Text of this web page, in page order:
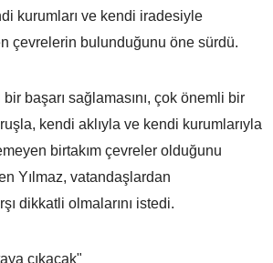
kurumları ve kendi iradesiyle
çevrelerin bulunduğunu öne sürdü.
başarı sağlamasını, çok önemli bir
kendi aklıyla ve kendi kurumlarıyla
birtakım çevreler olduğunu
Yılmaz, vatandaşlardan
dikkatli olmalarını istedi.
çıkacak"